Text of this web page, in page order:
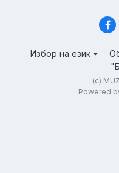
Избор на език
(c)
Powered